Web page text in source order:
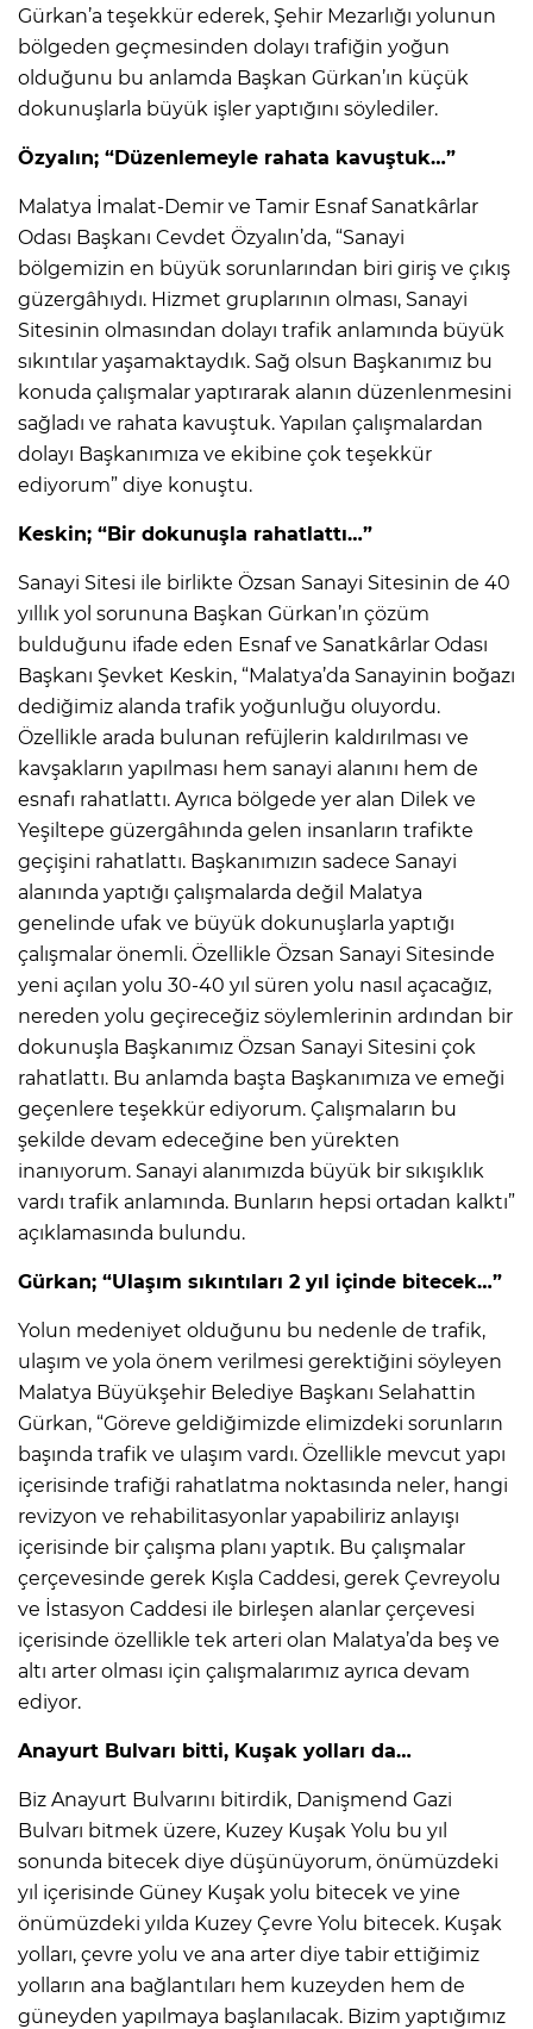
Gürkan’a teşekkür ederek, Şehir Mezarlığı yolunun
bölgeden geçmesinden dolayı trafiğin yoğun
olduğunu bu anlamda Başkan Gürkan’ın küçük
dokunuşlarla büyük işler yaptığını söylediler.
Özyalın; “Düzenlemeyle rahata kavuştuk…”
Malatya İmalat-Demir ve Tamir Esnaf Sanatkârlar
Odası Başkanı Cevdet Özyalın’da, “Sanayi
bölgemizin en büyük sorunlarından biri giriş ve çıkış
güzergâhıydı. Hizmet gruplarının olması, Sanayi
Sitesinin olmasından dolayı trafik anlamında büyük
sıkıntılar yaşamaktaydık. Sağ olsun Başkanımız bu
konuda çalışmalar yaptırarak alanın düzenlenmesini
sağladı ve rahata kavuştuk. Yapılan çalışmalardan
dolayı Başkanımıza ve ekibine çok teşekkür
ediyorum” diye konuştu.
Keskin; “Bir dokunuşla rahatlattı…”
Sanayi Sitesi ile birlikte Özsan Sanayi Sitesinin de 40
yıllık yol sorununa Başkan Gürkan’ın çözüm
bulduğunu ifade eden Esnaf ve Sanatkârlar Odası
Başkanı Şevket Keskin, “Malatya’da Sanayinin boğazı
dediğimiz alanda trafik yoğunluğu oluyordu.
Özellikle arada bulunan refüjlerin kaldırılması ve
kavşakların yapılması hem sanayi alanını hem de
esnafı rahatlattı. Ayrıca bölgede yer alan Dilek ve
Yeşiltepe güzergâhında gelen insanların trafikte
geçişini rahatlattı. Başkanımızın sadece Sanayi
alanında yaptığı çalışmalarda değil Malatya
genelinde ufak ve büyük dokunuşlarla yaptığı
çalışmalar önemli. Özellikle Özsan Sanayi Sitesinde
yeni açılan yolu 30-40 yıl süren yolu nasıl açacağız,
nereden yolu geçireceğiz söylemlerinin ardından bir
dokunuşla Başkanımız Özsan Sanayi Sitesini çok
rahatlattı. Bu anlamda başta Başkanımıza ve emeği
geçenlere teşekkür ediyorum. Çalışmaların bu
şekilde devam edeceğine ben yürekten
inanıyorum. Sanayi alanımızda büyük bir sıkışıklık
vardı trafik anlamında. Bunların hepsi ortadan kalktı”
açıklamasında bulundu.
Gürkan; “Ulaşım sıkıntıları 2 yıl içinde bitecek…”
Yolun medeniyet olduğunu bu nedenle de trafik,
ulaşım ve yola önem verilmesi gerektiğini söyleyen
Malatya Büyükşehir Belediye Başkanı Selahattin
Gürkan, “Göreve geldiğimizde elimizdeki sorunların
başında trafik ve ulaşım vardı. Özellikle mevcut yapı
içerisinde trafiği rahatlatma noktasında neler, hangi
revizyon ve rehabilitasyonlar yapabiliriz anlayışı
içerisinde bir çalışma planı yaptık. Bu çalışmalar
çerçevesinde gerek Kışla Caddesi, gerek Çevreyolu
ve İstasyon Caddesi ile birleşen alanlar çerçevesi
içerisinde özellikle tek arteri olan Malatya’da beş ve
altı arter olması için çalışmalarımız ayrıca devam
ediyor.
Anayurt Bulvarı bitti, Kuşak yolları da…
Biz Anayurt Bulvarını bitirdik, Danişmend Gazi
Bulvarı bitmek üzere, Kuzey Kuşak Yolu bu yıl
sonunda bitecek diye düşünüyorum, önümüzdeki
yıl içerisinde Güney Kuşak yolu bitecek ve yine
önümüzdeki yılda Kuzey Çevre Yolu bitecek. Kuşak
yolları, çevre yolu ve ana arter diye tabir ettiğimiz
yolların ana bağlantıları hem kuzeyden hem de
güneyden yapılmaya başlanılacak. Bizim yaptığımız